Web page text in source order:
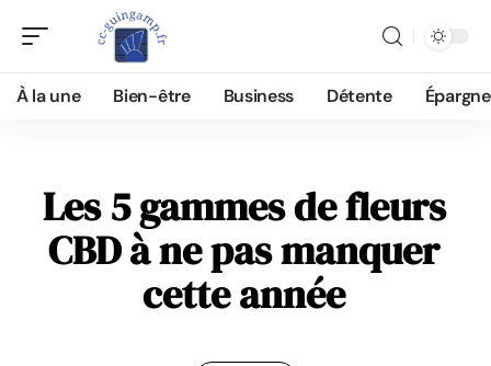
À la une Bien-être Business Détente Épargne
Les 5 gammes de fleurs
CBD à ne pas manquer
cette année